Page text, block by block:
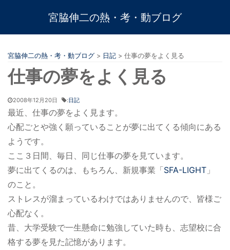
宮脇伸二の熱・考・動ブログ
宮脇伸二の熱・考・動ブログ > 日記 > 仕事の夢をよく見る
仕事の夢をよく見る
2008年12月20日 :日記
最近、仕事の夢をよく見ます。
心配ごとや強く願っていることが夢に出てくる傾向にある
ようです。
ここ３日間、毎日、同じ仕事の夢を見ています。
夢に出てくるのは、もちろん、新規事業「SFA-LIGHT 」
のこと。
ストレスが溜まっているわけではありませんので、皆様ご
心配なく。
昔、大学受験で一生懸命に勉強していた時も、志望校に合
格する夢を見た記憶があります。